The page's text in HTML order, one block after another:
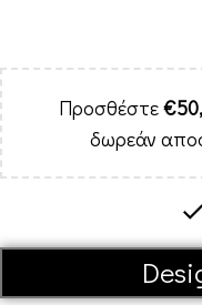
Προσθέστε€
δωρεάν